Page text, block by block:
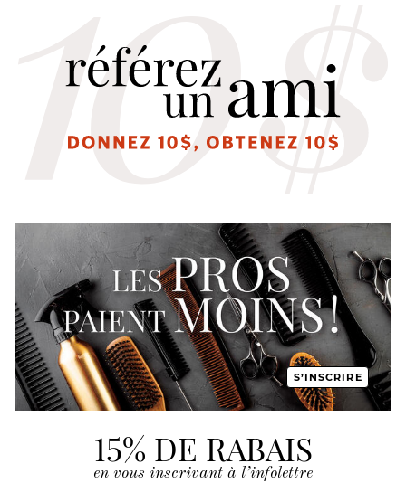
S’INSCRIRE
15% DE RABAIS
en vous inscrivant à l’infolettre